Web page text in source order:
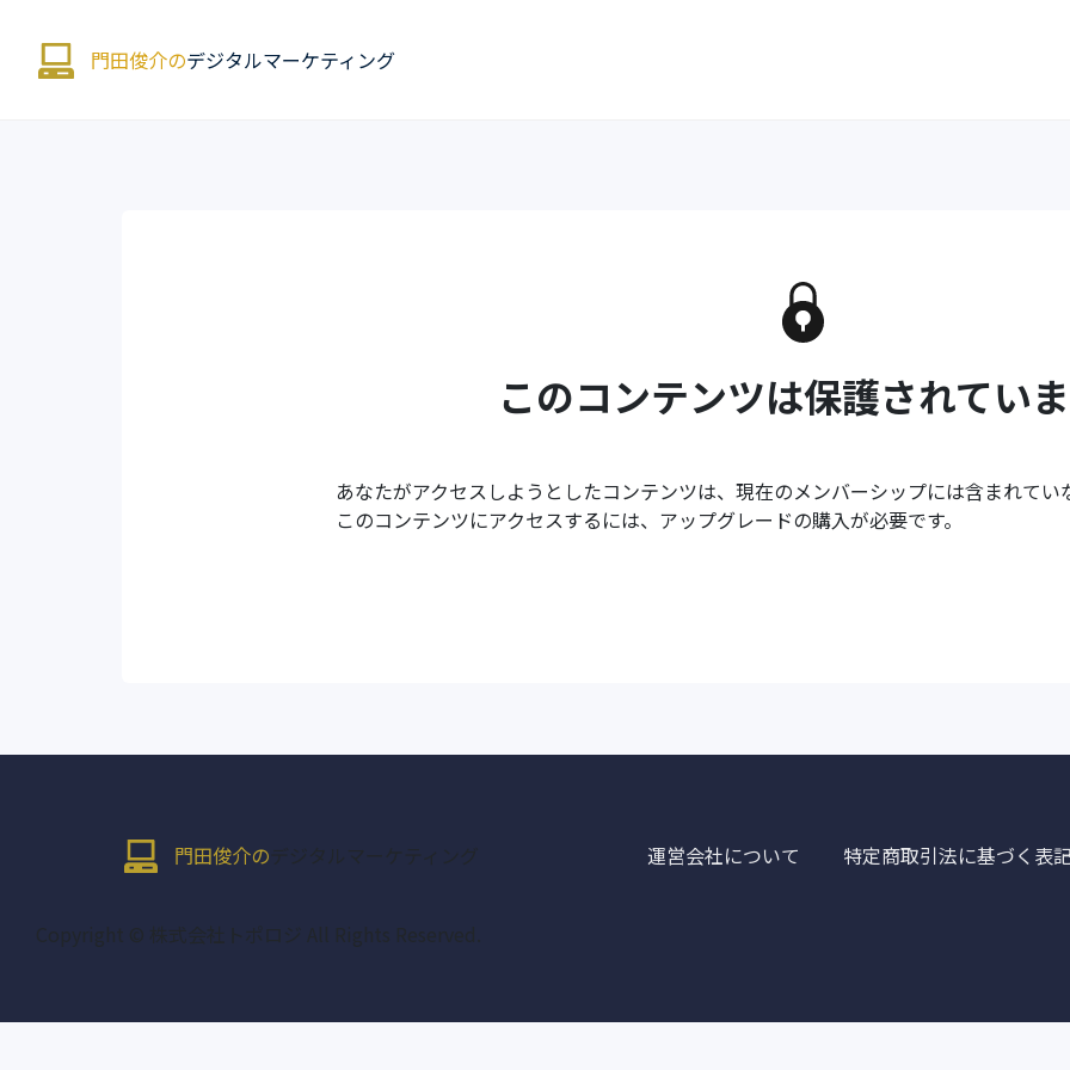
門田俊介のデジタルマーケティング
このコンテンツは保護されてい
あなたがアクセスしようとしたコンテンツは、現在のメンバーシップには含まれてい
このコンテンツにアクセスするには、アップグレードの購入が必要です。
門田俊介の デジタルマーケティング 運営会社について 特定商取引法に基づく表
Copyright © 株式会社トポロジ All Rights Reserved.